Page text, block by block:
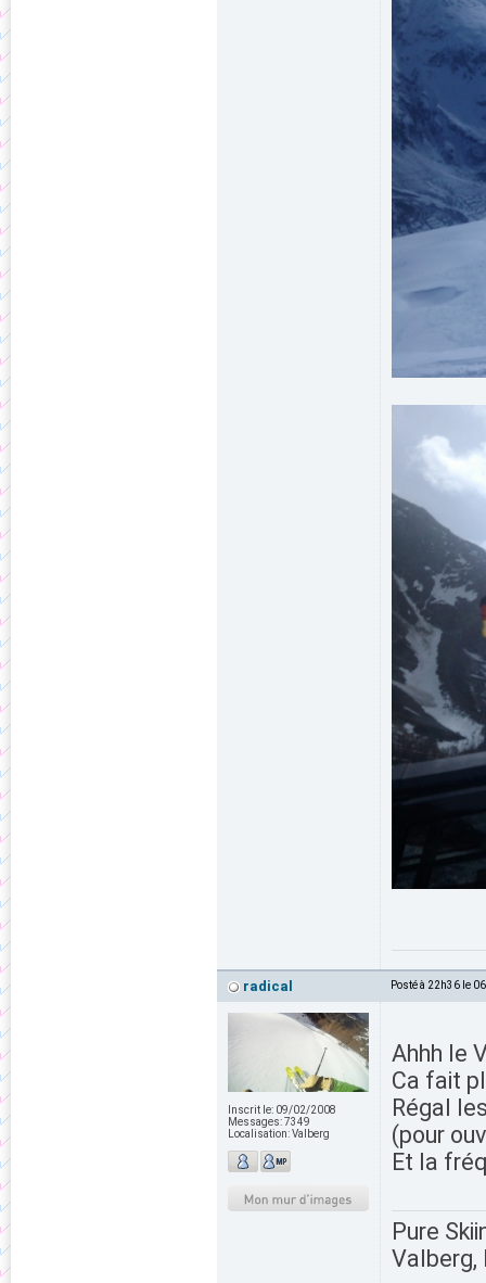
radical Posté à 22h36 le
Inscrit le: 09/02/2008
Messages:7349
Localisation:Valberg
Ahhh le
Ca fait
Régal
(pour
Et la
Pure
Valberg,